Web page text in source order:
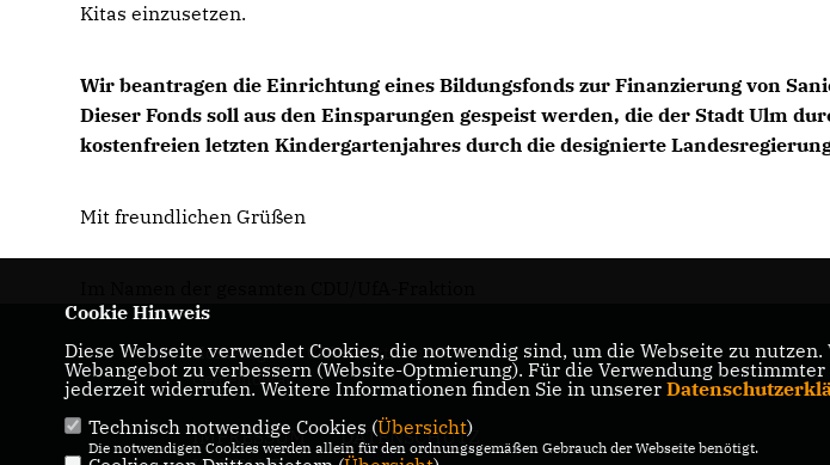
Kitas einzusetzen.
Wir beantragen die Einrichtung eines Bildungsfonds zur Finanzierung von
Dieser Fonds soll aus den Einsparungen gespeist werden, die der Stadt Ulm
kostenfreien letzten Kindergartenjahres durch die designierte
Mit freundlichen Grüßen
Homepage der CDU-Fraktion im Ulmer
Gemeinderat
IMPRESSUM
DATENSCHUTZ
Cookie Hinweis
Diese Webseite verwendet Cookies, die notwendig sind, um die Webseite zu
Webangebot zu verbessern (Website-Optmierung). Für die Verwendung
jederzeit widerrufen. Weitere Informationen finden Sie in unserer
Technisch notwendige Cookies (Übersicht)
Die notwendigen Cookies werden allein für den ordnungsgemäßen Gebrauch der Webseite benötigt.